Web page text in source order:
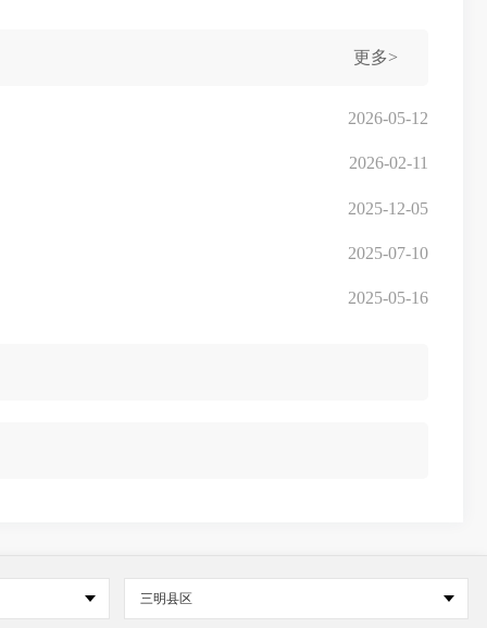
更多>
2026-05-12
2026-02-11
2025-12-05
2025-07-10
2025-05-16
三明县区